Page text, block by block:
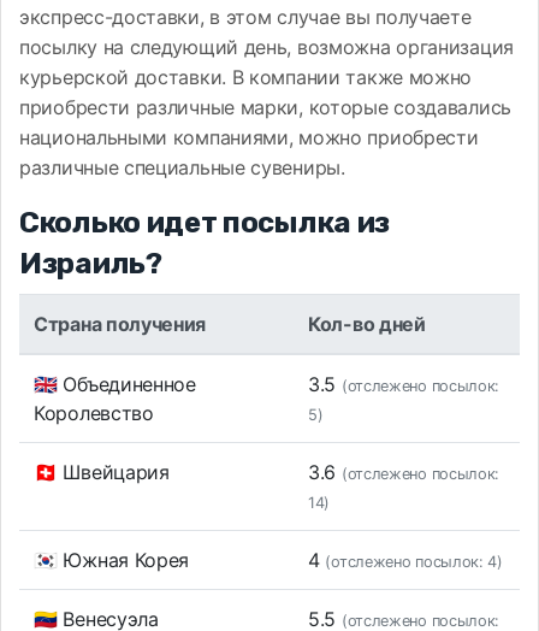
экспресс-доставки, в этом случае вы получаете
посылку на следующий день, возможна организация
курьерской доставки. В компании также можно
приобрести различные марки, которые создавались
национальными компаниями, можно приобрести
различные специальные сувениры.
Сколько идет посылка из
Израиль?
Страна получения Кол-во дней
🇬🇧 Объединенное
Королевство
3.5 (отслежено посылок:
5)
🇨🇭 Швейцария 3.6 (отслежено посылок:
14)
🇰🇷 Южная Корея 4 (отслежено посылок: 4)
🇻🇪 Венесуэла 5.5 (отслежено посылок: